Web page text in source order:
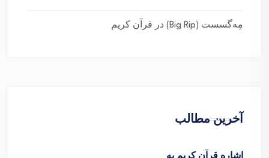
مِه‌گسست (Big Rip) در قرآن کریم
آخرین مطالب